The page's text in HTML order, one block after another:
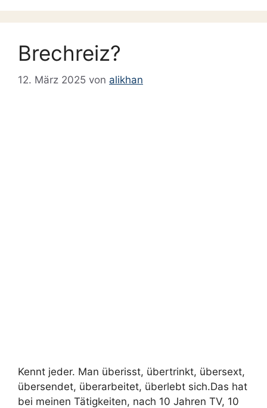
Brechreiz?
12. März 2025 von alikhan
Kennt jeder. Man überisst, übertrinkt, übersext,
übersendet, überarbeitet, überlebt sich.Das hat
bei meinen Tätigkeiten, nach 10 Jahren TV, 10